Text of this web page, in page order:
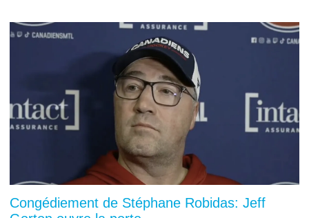
Congédiement de Stéphane Robidas: Jeff